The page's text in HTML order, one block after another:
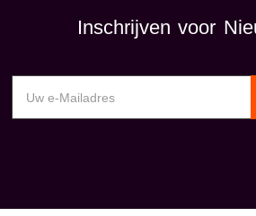
Inschrijven voor